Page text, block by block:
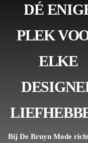
DÉ
PLEK
ELKE
Bij De Bruyn Mode